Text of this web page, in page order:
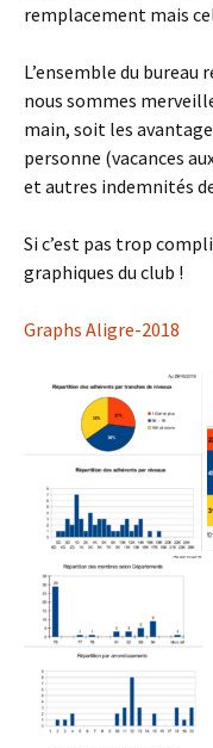
remplacement mais
L’ensemble du
nous sommes
main, soit les
personne (vacances
et autres indemnités
Si c’est pas trop
graphiques du club !
Graphs Aligre-2018